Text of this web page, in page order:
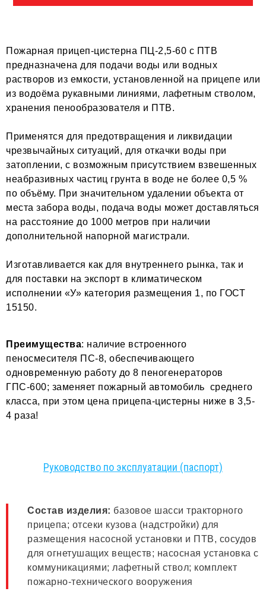
Пожарная прицеп-цистерна ПЦ-2,5-60 с ПТВ
предназначена для подачи воды или водных
растворов из емкости, установленной на прицепе или
из водоёма рукавными линиями, лафетным стволом,
хранения пенообразователя и ПТВ.
Применятся для предотвращения и ликвидации
чрезвычайных ситуаций, для откачки воды при
затоплении, с возможным присутствием взвешенных
неабразивных частиц грунта в воде не более 0,5 %
по объёму. При значительном удалении объекта от
места забора воды, подача воды может доставляться
на расстояние до 1000 метров при наличии
дополнительной напорной магистрали.
Изготавливается как для внутреннего рынка, так и
для поставки на экспорт в климатическом
исполнении «У» категория размещения 1, по ГОСТ
15150.
Преимущества: наличие встроенного
пеносмесителя ПС-8, обеспечивающего
одновременную работу до 8 пеногенераторов
ГПС-600; заменяет пожарный автомобиль среднего
класса, при этом цена прицепа-цистерны ниже в 3,5-
4 раза!
Руководство по эксплуатации (паспорт)
Состав изделия: базовое шасси тракторного
прицепа; отсеки кузова (надстройки) для
размещения насосной установки и ПТВ, сосудов
для огнетушащих веществ; насосная установка с
коммуникациями; лафетный ствол; комплект
пожарно-технического вооружения